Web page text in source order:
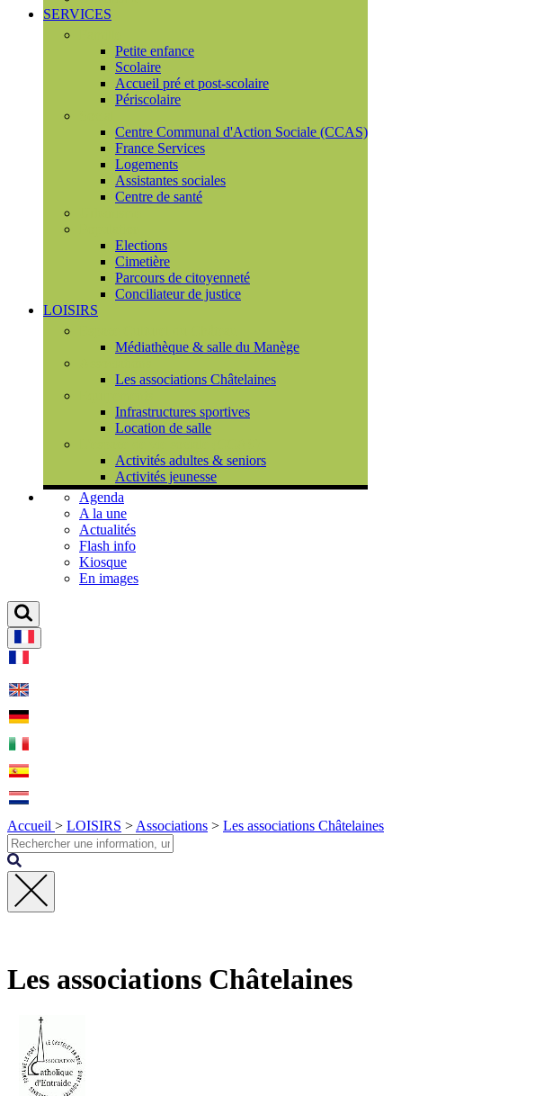
SERVICES
Petite enfance
Scolaire
Accueil pré et post-scolaire
Périscolaire
Centre Communal d'Action Sociale (CCAS)
France Services
Logements
Assistantes sociales
Centre de santé
Elections
Cimetière
Parcours de citoyenneté
Conciliateur de justice
LOISIRS
Médiathèque & salle du Manège
Les associations Châtelaines
Infrastructures sportives
Location de salle
Activités adultes & seniors
Activités jeunesse
Agenda
A la une
Actualités
Flash info
Kiosque
En images
Accueil > LOISIRS > Associations > Les associations Châtelaines
Fermer
Les associations Châtelaines